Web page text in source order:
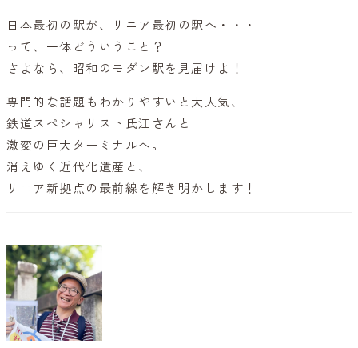
日本最初の駅が、リニア最初の駅へ・・・
って、一体どういうこと？
さよなら、昭和のモダン駅を見届けよ！
専門的な話題もわかりやすいと大人気、
鉄道スペシャリスト氏江さんと
激変の巨大ターミナルへ。
消えゆく近代化遺産と、
リニア新拠点の最前線を解き明かします！